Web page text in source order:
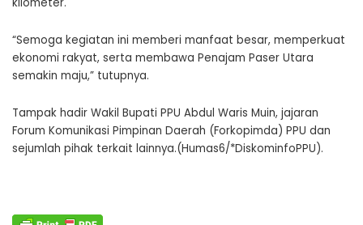
“Semoga kegiatan ini memberi manfaat besar, memperkuat
ekonomi rakyat, serta membawa Penajam Paser Utara
semakin maju,” tutupnya.
Tampak hadir Wakil Bupati PPU Abdul Waris Muin, jajaran
Forum Komunikasi Pimpinan Daerah (Forkopimda) PPU dan
sejumlah pihak terkait lainnya.(Humas6/*DiskominfoPPU).